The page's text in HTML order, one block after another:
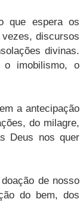
que espera os
discursos
divinas.
o imobilismo, o
a antecipação
do milagre,
Deus nos quer
de nosso
do bem, dos